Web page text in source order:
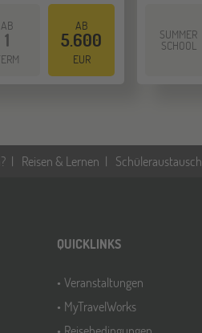
AB
1
AB
5.600
EUR
SUMMER
SCHOOL
Reisen & Lernen Schüleraustausch
QUICKLINKS
Veranstaltungen
MyTravelWorks